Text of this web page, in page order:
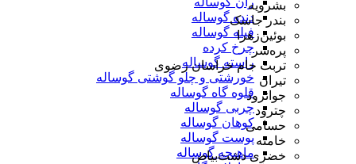
دنده گوساله
فیله گوساله
چرخ کرده
راسته گوساله
خورشتی و چلو گوشتی گوساله
قلوه گاه گوساله
چربی گوساله
کوهان گوساله
پوست گوساله
ماهیچه گوساله
بشرویه
بندر جاسک
بوئین‌زهرا
پره‌سر
تربت جام خراسان رضوی
تیران
جوانرود
چترود
حسامی
خامنه
خضری دشت‌بیاض